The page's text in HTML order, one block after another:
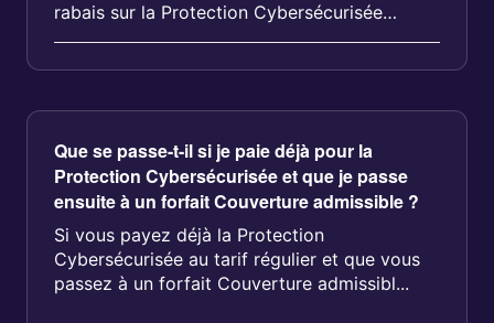
rabais sur la Protection Cybersécurisée
restera actif...
Que se passe-t-il si je paie déjà pour la
Protection Cybersécurisée et que je passe
ensuite à un forfait Couverture admissible ?
Si vous payez déjà la Protection
Cybersécurisée au tarif régulier et que vous
passez à un forfait Couverture admissibl...